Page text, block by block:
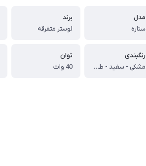
مدل
ستاره
برند
لوستر متفرقه
رنگبندی
مشکی - سفید - طلایی
توان
40 وات